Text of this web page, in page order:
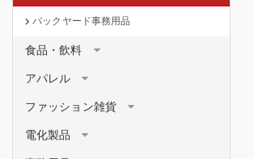
バックヤード事務用品
食品・飲料
アパレル
ファッション雑貨
電化製品